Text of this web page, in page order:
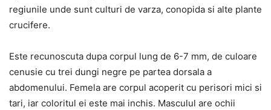
regiunile unde sunt culturi de varza, conopida si alte plante
crucifere.
Este recunoscuta dupa corpul lung de 6-7 mm, de culoare
cenusie cu trei dungi negre pe partea dorsala a
abdomenului. Femela are corpul acoperit cu perisori mici si
tari, iar coloritul ei este mai inchis. Masculul are ochii